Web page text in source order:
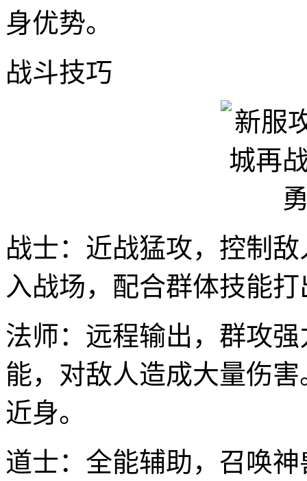
身优势。
战斗技巧
战士：近战猛攻，控制
入战场，配合群体技能
法师：远程输出，群攻
能，对敌人造成大量伤
近身。
道士：全能辅助，召唤